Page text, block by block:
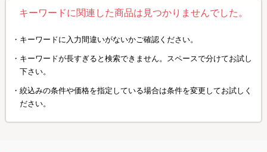
キーワードに関連した商品は見つかりませんでした。
キーワードに入力間違いがないかご確認ください。
キーワードが長すぎると検索できません。スペースで分けてお試し
下さい。
絞込みの条件や価格を指定している場合は条件を変更してお試しく
ださい。